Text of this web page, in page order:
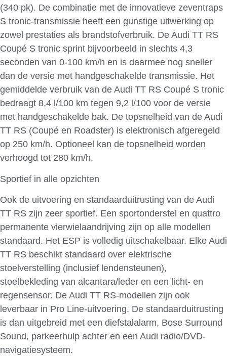
(340 pk). De combinatie met de innovatieve zeventraps
S tronic-transmissie heeft een gunstige uitwerking op
zowel prestaties als brandstofverbruik. De Audi TT RS
Coupé S tronic sprint bijvoorbeeld in slechts 4,3
seconden van 0-100 km/h en is daarmee nog sneller
dan de versie met handgeschakelde transmissie. Het
gemiddelde verbruik van de Audi TT RS Coupé S tronic
bedraagt 8,4 l/100 km tegen 9,2 l/100 voor de versie
met handgeschakelde bak. De topsnelheid van de Audi
TT RS (Coupé en Roadster) is elektronisch afgeregeld
op 250 km/h. Optioneel kan de topsnelheid worden
verhoogd tot 280 km/h.
Sportief in alle opzichten
Ook de uitvoering en standaarduitrusting van de Audi
TT RS zijn zeer sportief. Een sportonderstel en quattro
permanente vierwielaandrijving zijn op alle modellen
standaard. Het ESP is volledig uitschakelbaar. Elke Audi
TT RS beschikt standaard over elektrische
stoelverstelling (inclusief lendensteunen),
stoelbekleding van alcantara/leder en een licht- en
regensensor. De Audi TT RS-modellen zijn ook
leverbaar in Pro Line-uitvoering. De standaarduitrusting
is dan uitgebreid met een diefstalalarm, Bose Surround
Sound, parkeerhulp achter en een Audi radio/DVD-
navigatiesysteem.